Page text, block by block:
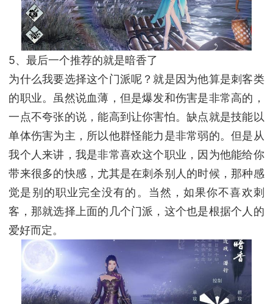
5、最后一个推荐的就是暗香了
为什么我要选择这个门派呢？就是因为他算是刺客类
的职业。虽然说血薄，但是爆发和伤害是非常高的，
一点不夸张的说，能高到让你害怕。缺点就是技能以
单体伤害为主，所以他群怪能力是非常弱的。但是从
我个人来讲，我是非常喜欢这个职业，因为他能给你
带来很多的快感，尤其是在刺杀别人的时候，那种感
觉是别的职业完全没有的。当然，如果你不喜欢刺
客，那就选择上面的几个门派，这个也是根据个人的
爱好而定。